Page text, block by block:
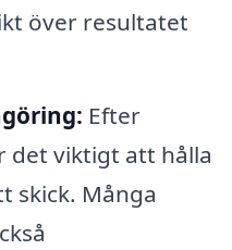
över resultatet
Efter
det viktigt att hålla
skick. Många